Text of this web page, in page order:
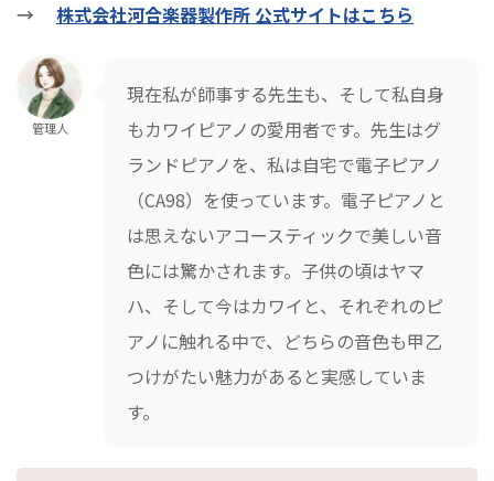
→ 株式会社河合楽器製作所 公式サイトはこちら
管理人
現在私が師事する先生も、そして私自身
もカワイピアノの愛用者です。先生はグ
ランドピアノを、私は自宅で電子ピアノ
（CA98）を使っています。電子ピアノと
は思えないアコースティックで美しい音
色には驚かされます。子供の頃はヤマ
ハ、そして今はカワイと、それぞれのピ
アノに触れる中で、どちらの音色も甲乙
つけがたい魅力があると実感していま
す。